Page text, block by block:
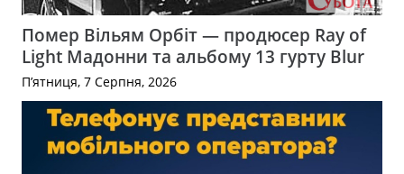
Помер Вільям Орбіт — продюсер Ray of
Light Мадонни та альбому 13 гурту Blur
П’ятниця, 7 Серпня, 2026